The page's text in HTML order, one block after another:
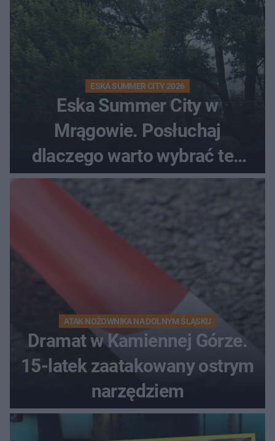
ESKA SUMMER CITY 2026
Eska Summer City w
Mrągowie. Posłuchaj
dlaczego warto wybrać ten
kierunek na urlop!
ATAK NOŻOWNIKA NA DOLNYM ŚLĄSKU
Dramat w Kamiennej Górze.
15-latek zaatakowany ostrym
narzędziem